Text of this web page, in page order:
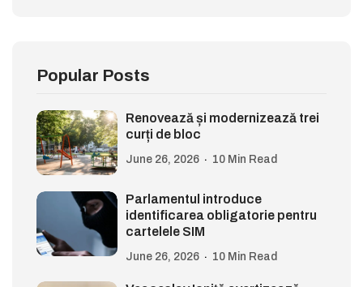
Popular Posts
Renovează și modernizează trei
curți de bloc
June 26, 2026 10 Min Read
Parlamentul introduce
identificarea obligatorie pentru
cartelele SIM
June 26, 2026 10 Min Read